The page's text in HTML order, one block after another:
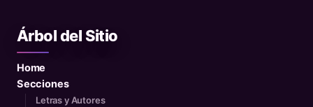
Árbol del Sitio
Home
Secciones
Letras y Autores